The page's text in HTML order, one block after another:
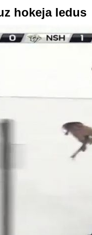
hokeja ledus